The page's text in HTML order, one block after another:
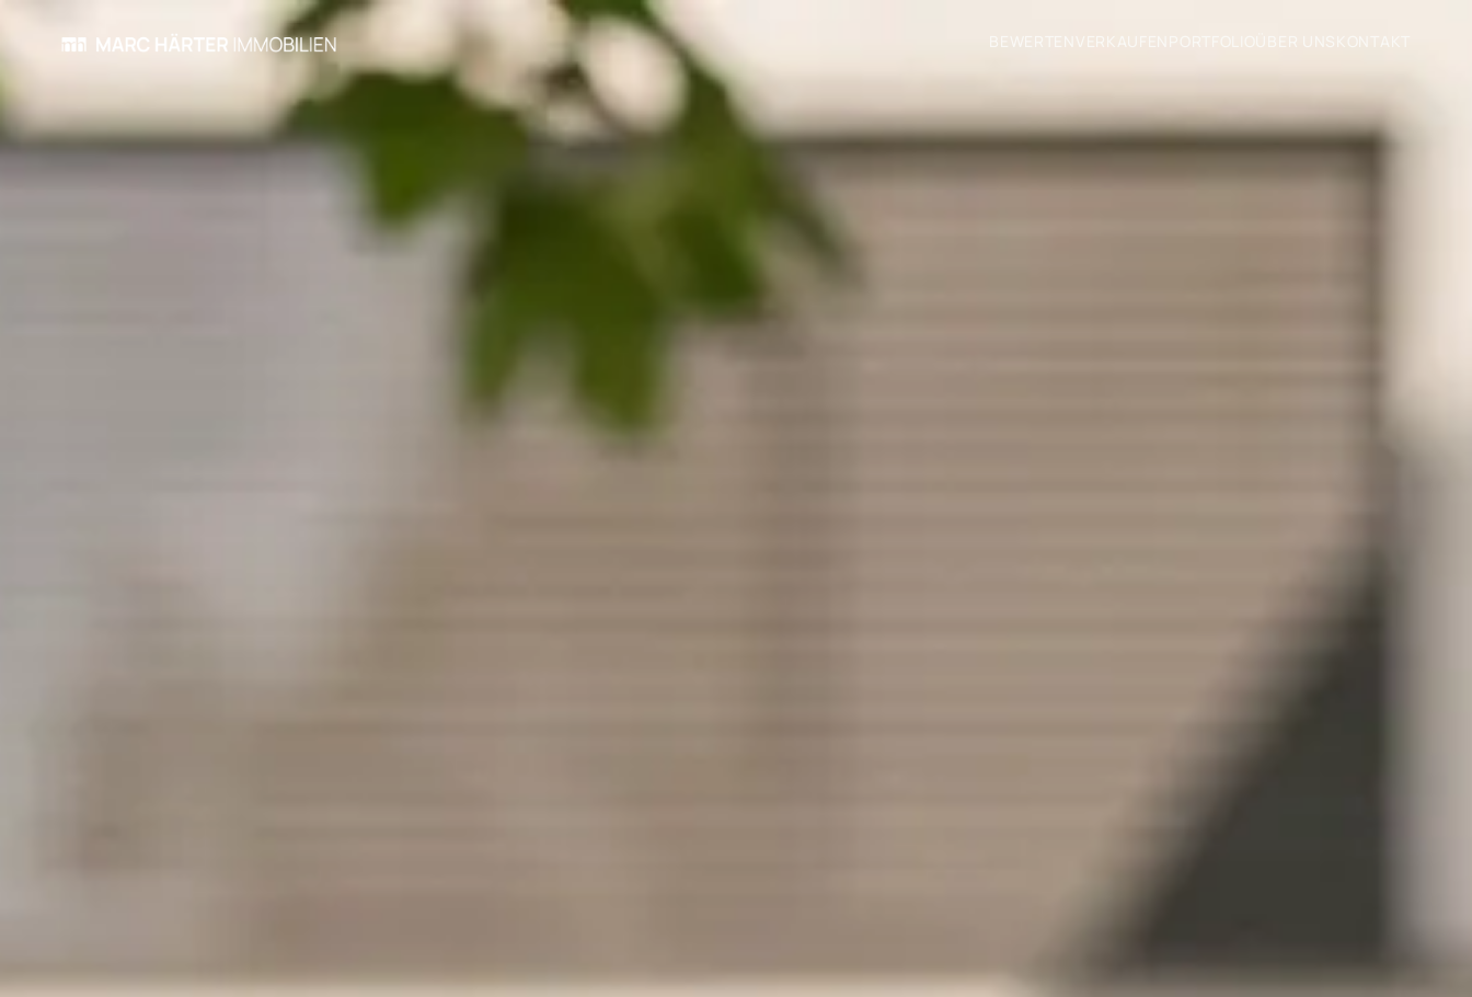
BEWERTEN VERKAUFEN ÜBER UNS KONTAKT